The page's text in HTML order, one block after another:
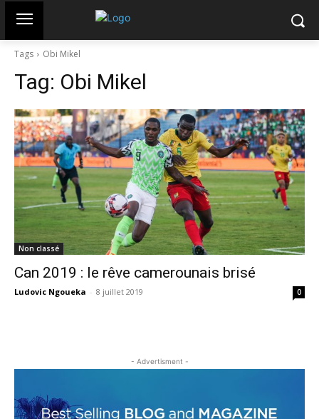
Tags Obi Mikel
Tag: Obi Mikel
Non classé
Can 2019 : le rêve camerounais brisé
Ludovic Ngoueka - 8 juillet 2019 0
- Advertisment -